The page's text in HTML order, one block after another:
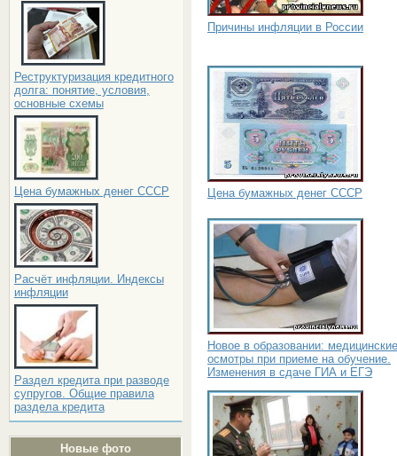
Реструктуризация кредитного
долга: понятие, условия,
основные схемы
Цена бумажных денег СССР
Расчёт инфляции. Индексы
инфляции
Раздел кредита при разводе
супругов. Общие правила
раздела кредита
Новые фото
Причины инфляции в России
Цена бумажных денег СССР
Новое в образовании: медицинские
осмотры при приеме на обучение.
Изменения в сдаче ГИА и ЕГЭ